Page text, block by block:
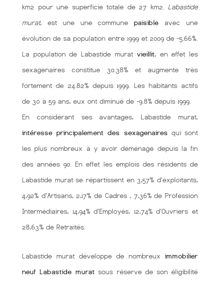
km2 pour une superficie totale de 27 km2. Labastide
murat, est une une communepaisible avec une
évolution de sa population entre 1999 et 2009 de -5.66%.
La population de Labastide muratvieillit, en effet les
sexagenaires constitue 30.38% et augmente très
fortement de 24.82% depuis 1999. Les habitants actifs
de 30 à 59 ans, eux ont diminué de -9.8% depuis 1999.
En considérant ses avantages, Labastide murat,
intéresse principalement des sexagenaires qui sont
les plus nombreux à y avoir déménagé depuis la fin
des années 90. En effet les emplois des résidents de
Labastide murat se répartissent en 3,57% d'exploitants,
4,92% d'Artisans, 2,17% de Cadres , 7,36% de Profession
Intermédiaires, 14,94% d'Employés, 12,74% d'Ouvriers et
28,63% de Retraités.
Labastide murat développe de nombreux immobilier
neuf Labastide murat sous réserve de son éligibilité